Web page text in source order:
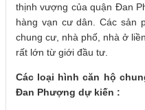
thịnh vượng của quận Đan
hàng vạn cư dân. Các sản
chung cư, nhà phố, nhà ở
rất lớn từ giới đầu tư.
Các loại hình căn hộ
Đan Phượng dự kiến :